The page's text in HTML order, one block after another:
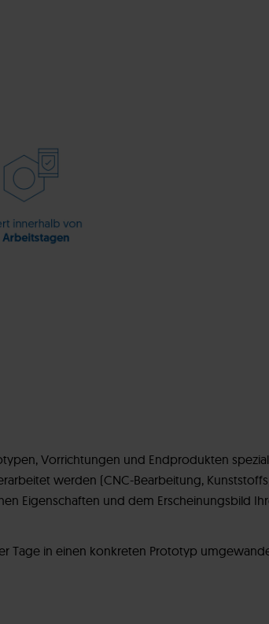
Vorrichtungen und Endprodukten
werden (CNC-Bearbeitung,
Eigenschaften und dem Erscheinungsbild
Tage in einen konkreten Prototyp